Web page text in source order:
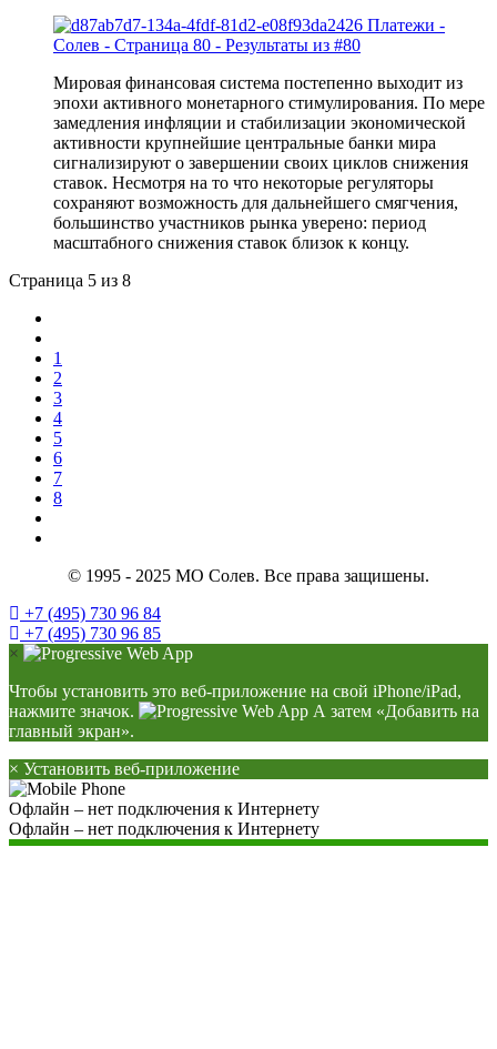
Мировая финансовая система постепенно выходит из
эпохи активного монетарного стимулирования. По мере
замедления инфляции и стабилизации экономической
активности крупнейшие центральные банки мира
сигнализируют о завершении своих циклов снижения
ставок. Несмотря на то что некоторые регуляторы
сохраняют возможность для дальнейшего смягчения,
большинство участников рынка уверено: период
масштабного снижения ставок близок к концу.
Страница 5 из 8
1
2
3
4
5
6
7
8
© 1995 - 2025 МО Солев. Все права защишены.
+7 (495) 730 96 84
+7 (495) 730 96 85
×
Чтобы установить это веб-приложение на свой iPhone/iPad,
нажмите значок.
А затем «Добавить на
главный экран».
× Установить веб-приложение
Офлайн – нет подключения к Интернету
Офлайн – нет подключения к Интернету